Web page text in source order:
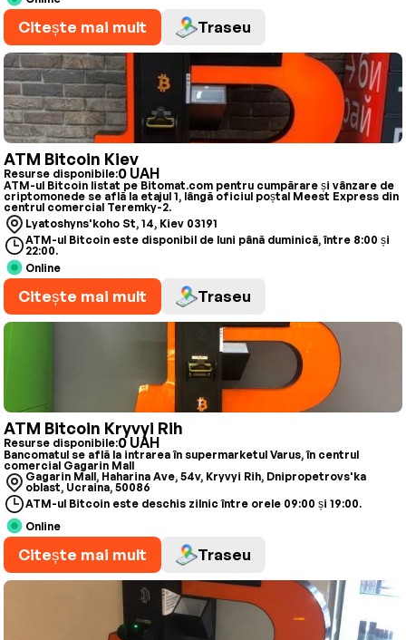
Citește mai mult Traseu
ATM Bitcoin Kiev
Resurse disponibile:0 UAH
ATM-ul Bitcoin listat pe Bitomat.com pentru cumpărare și vânzare de
criptomonede se află la etajul 1, lângă oficiul poștal Meest Express din
centrul comercial Teremky-2.
Lyatoshyns'koho St, 14, Kiev 03191
ATM-ul Bitcoin este disponibil de luni până duminică, între 8:00 și
22:00.
Online
Citește mai mult Traseu
ATM Bitcoin Kryvyi Rih
Resurse disponibile:0 UAH
Bancomatul se află la intrarea în supermarketul Varus, în centrul
comercial Gagarin Mall
Gagarin Mall, Haharina Ave, 54v, Kryvyi Rih, Dnipropetrovs'ka
oblast, Ucraina, 50086
ATM-ul Bitcoin este deschis zilnic între orele 09:00 și 19:00.
Online
Citește mai mult Traseu